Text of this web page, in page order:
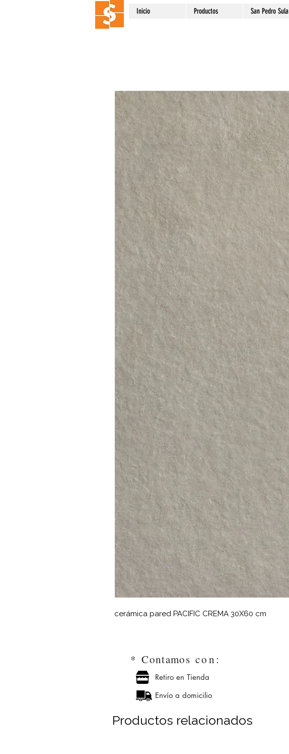
Inicio Productos San Pedro Sula
cerámica pared PACIFIC CREMA 30X60 cm
*Contamos con:
Retiro en Tienda
Envío a domicilio
Productos relacionados